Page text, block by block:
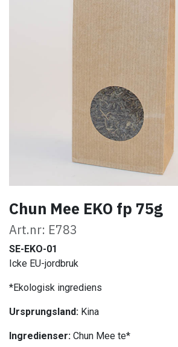
Chun Mee EKO fp 75g
Art.nr: E783
SE-EKO-01
Icke EU-jordbruk
*Ekologisk ingrediens
Ursprungsland: Kina
Ingredienser: Chun Mee te*